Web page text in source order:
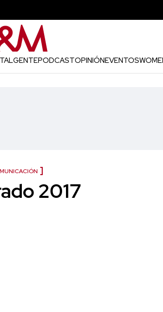
GENTEPODCASTOPINIÓNEVENTOS
2017